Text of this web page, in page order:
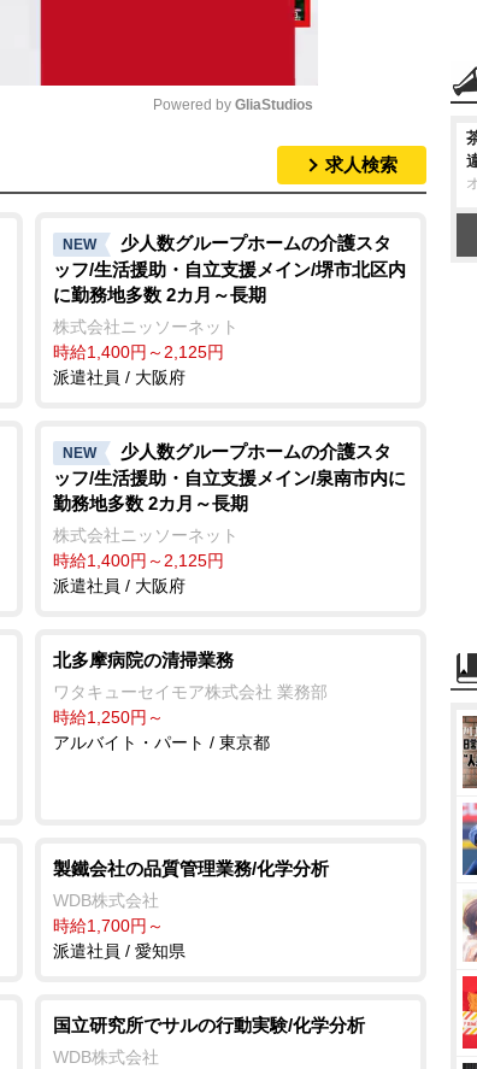
t
e
Powered by GliaStudios
求人検索
NEW
少人数グループホームの介護スタ
ッフ/生活援助・自立支援メイン/堺市北区内
に勤務地多数 2カ月～長期
株式会社ニッソーネット
時給1,400円～2,125円
派遣社員 / 大阪府
NEW
少人数グループホームの介護スタ
ッフ/生活援助・自立支援メイン/泉南市内に
勤務地多数 2カ月～長期
株式会社ニッソーネット
時給1,400円～2,125円
派遣社員 / 大阪府
北多摩病院の清掃業務
ワタキューセイモア株式会社 業務部
時給1,250円～
アルバイト・パート / 東京都
製鐵会社の品質管理業務/化学分析
WDB株式会社
時給1,700円～
派遣社員 / 愛知県
国立研究所でサルの行動実験/化学分析
WDB株式会社